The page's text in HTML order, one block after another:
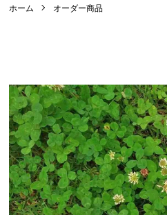
ホーム オーダー商品